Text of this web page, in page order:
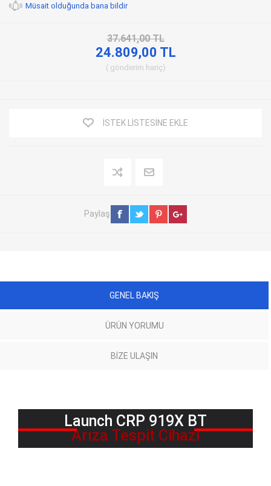
Müsait olduğunda bana bildir
37.641,00 TL
24.809,00 TL
gönderim hariç
İSTEK LISTESINE EKLE
Paylaş
GENEL BAKIŞ
ÜRÜN YORUMU
BIZE ULAŞIN
Launch CRP 919X BT
Arıza Tespit Cihazı